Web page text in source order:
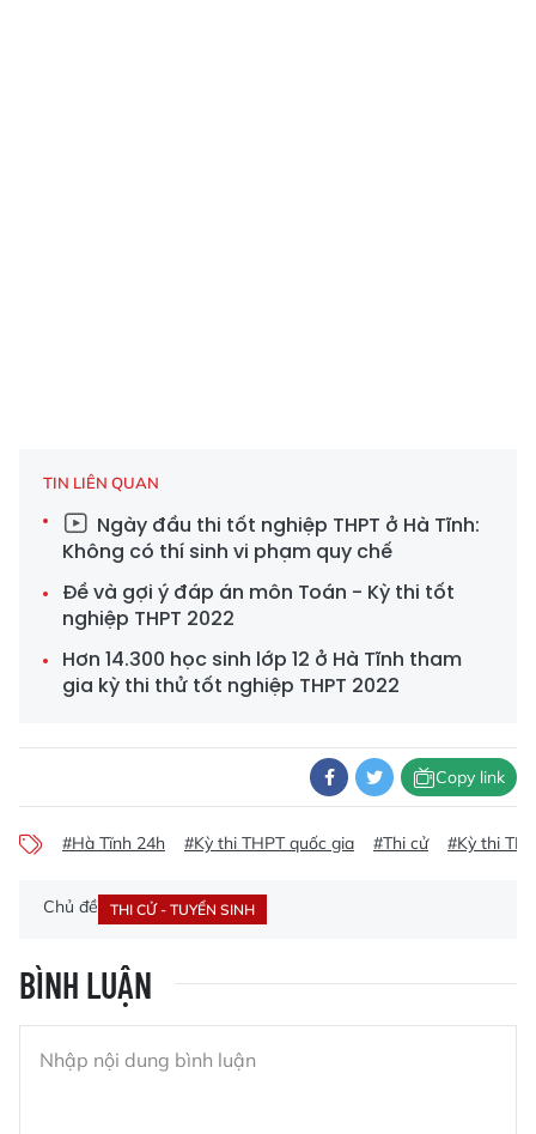
TIN LIÊN QUAN
Ngày đầu thi tốt nghiệp THPT ở Hà Tĩnh:
Không có thí sinh vi phạm quy chế
Đề và gợi ý đáp án môn Toán - Kỳ thi tốt
nghiệp THPT 2022
Hơn 14.300 học sinh lớp 12 ở Hà Tĩnh tham
gia kỳ thi thử tốt nghiệp THPT 2022
Copy link
#Hà Tĩnh 24h #Kỳ thi THPT quốc gia #Thi cử #Kỳ thi
Chủ đề THI CỬ - TUYỂN SINH
BÌNH LUẬN